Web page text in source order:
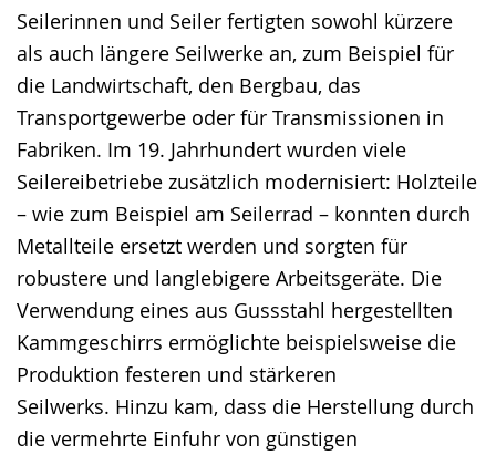
Seilerinnen und Seiler fertigten sowohl kürzere
als auch längere Seilwerke an, zum Beispiel für
die Landwirtschaft, den Bergbau, das
Transportgewerbe oder für Transmissionen in
Fabriken. Im 19. Jahrhundert wurden viele
Seilereibetriebe zusätzlich modernisiert: Holzteile
– wie zum Beispiel am Seilerrad – konnten durch
Metallteile ersetzt werden und sorgten für
robustere und langlebigere Arbeitsgeräte. Die
Verwendung eines aus Gussstahl hergestellten
Kammgeschirrs ermöglichte beispielsweise die
Produktion festeren und stärkeren
Seilwerks. Hinzu kam, dass die Herstellung durch
die vermehrte Einfuhr von günstigen